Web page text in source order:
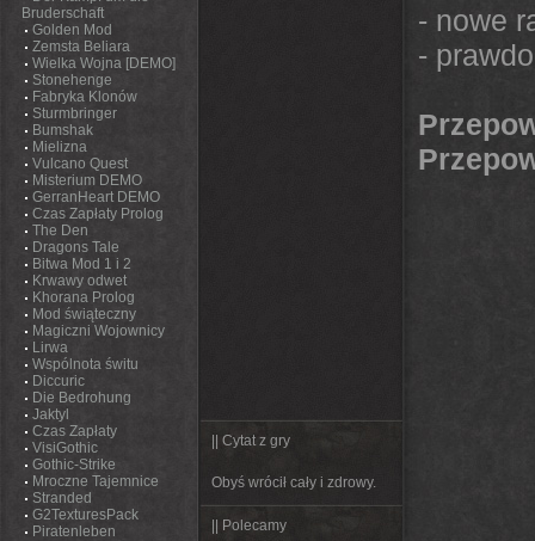
Bruderschaft
Golden Mod
Zemsta Beliara
Wielka Wojna [DEMO]
Stonehenge
Fabryka Klonów
Sturmbringer
Bumshak
Mielizna
Vulcano Quest
Misterium DEMO
GerranHeart DEMO
Czas Zapłaty Prolog
The Den
Dragons Tale
Bitwa Mod 1 i 2
Krwawy odwet
Khorana Prolog
Mod świąteczny
Magiczni Wojownicy
Lirwa
Wspólnota świtu
Diccuric
Die Bedrohung
Jaktyl
Czas Zapłaty
VisiGothic
Gothic-Strike
Mroczne Tajemnice
Stranded
G2TexturesPack
Piratenleben
|| Cytat z gry
Obyś wrócił cały i zdrowy.
|| Polecamy
- nowe
-